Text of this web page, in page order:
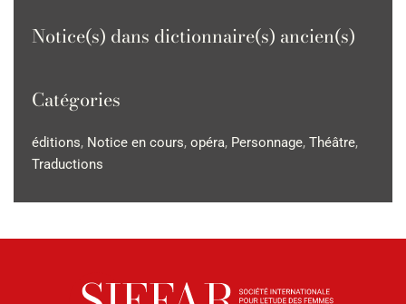
Notice(s) dans dictionnaire(s) ancien(s)
Catégories
éditions, Notice en cours, opéra, Personnage, Théâtre,
Traductions